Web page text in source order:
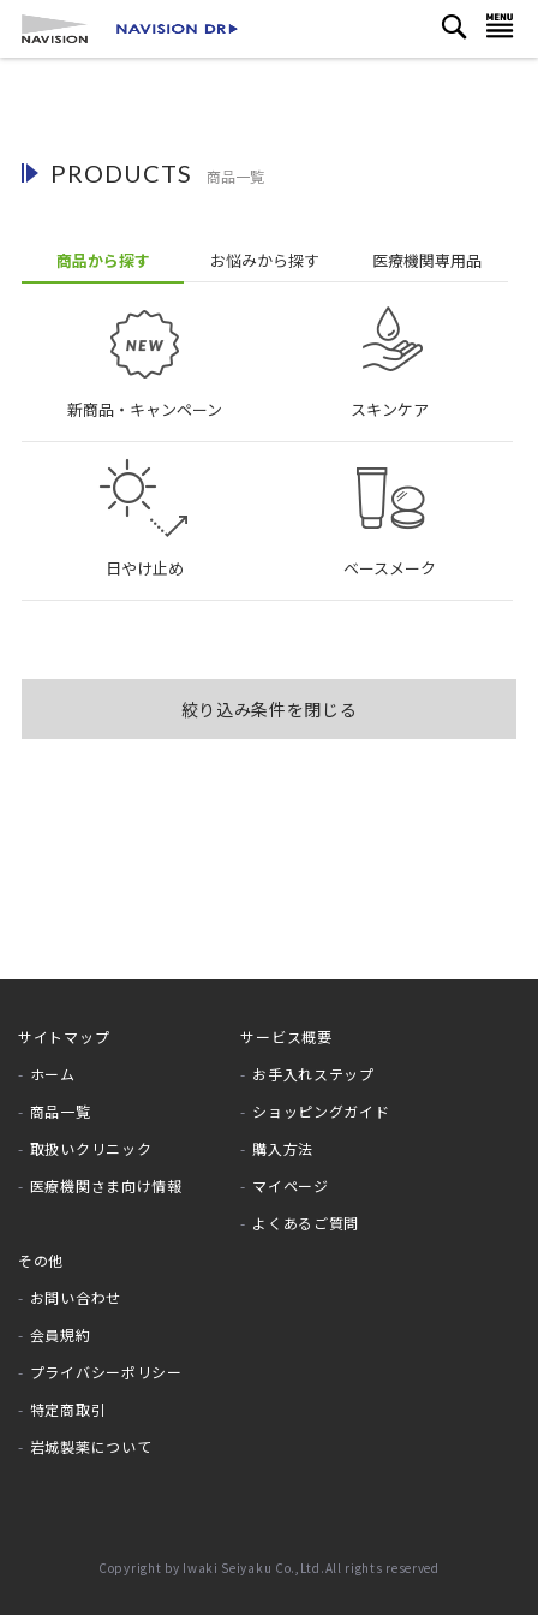
コ
ン
ス
検
索
PRODUCTS 商品一覧
商品から探す お悩みから探す 医療機関専用品
新商品・キャンペーン スキンケア
日やけ止め ベースメーク
絞り込み条件を閉じる
サイトマップ
ホーム
商品一覧
取扱いクリニック
医療機関さま向け情報
サービス概要
お手入れステップ
ショッピングガイド
購入方法
マイページ
よくあるご質問
その他
お問い合わせ
会員規約
プライバシーポリシー
特定商取引
岩城製薬について
Copyright by Iwaki Seiyaku Co.,Ltd.All rights reserved